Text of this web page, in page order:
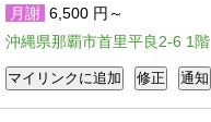
月謝 6,500 円～
沖縄県那覇市首里平良2-6 1階